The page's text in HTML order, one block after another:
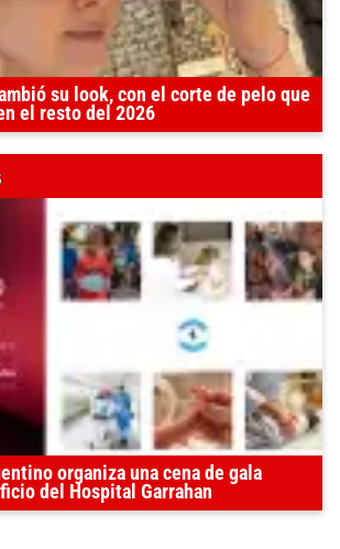
su look, con el corte de pelo que
el resto del 2026
organiza una cena de gala
del Hospital Garrahan